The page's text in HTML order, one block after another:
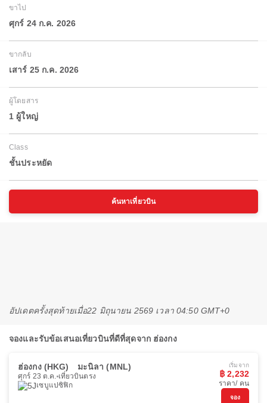
ขาไป
ศุกร์ 24 ก.ค. 2026
ขากลับ
เสาร์ 25 ก.ค. 2026
ผู้โดยสาร
1 ผู้ใหญ่
Class
ชั้นประหยัด
ค้นหาเที่ยวบิน
อัปเดตครั้งสุดท้ายเมื่อ22 มิถุนายน 2569 เวลา 04:50 GMT+0
จองและรับข้อเสนอเที่ยวบินที่ดีที่สุดจาก ฮ่องกง
ฮ่องกง (HKG) มะนิลา (MNL)
ศุกร์ 23 ต.ค. เที่ยวบินตรง
เซบูแปซิฟิก
เริ่มจาก
฿ 2,232
ราคา/ คน
จอง